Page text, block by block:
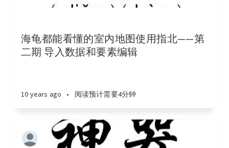
海龟都能看懂的室内地图使用指北——第
二期 导入数据和要素编辑
10 years ago • 阅读预计需要4分钟